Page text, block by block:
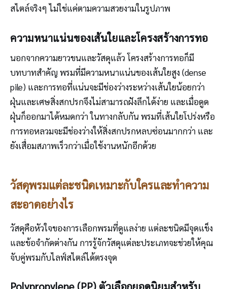
สไตล์จริงๆ ไม่ใช่แค่ตามความสวยงามในรูปภาพ
ความหนาแน่นของเส้นใยและโครงสร้างการทอ
นอกจากความยาวขนและวัสดุแล้ว โครงสร้างการทอก็มี
บทบาทสำคัญ พรมที่มีความหนาแน่นของเส้นใยสูง (dense
pile) และการทอที่แน่นจะมีช่องว่างระหว่างเส้นใยน้อยกว่า
ฝุ่นและเศษสิ่งสกปรกจึงไม่สามารถฝังลึกได้ง่าย และเมื่อดูด
ฝุ่นก็ออกมาได้หมดกว่า ในทางกลับกัน พรมที่เส้นใยโปร่งหรือ
การทอหลวมจะมีช่องว่างให้สิ่งสกปรกหลบซ่อนมากกว่า และ
ยังเสื่อมสภาพเร็วกว่าเมื่อใช้งานหนักอีกด้วย
วัสดุพรมแต่ละชนิดเหมาะกับใครและทำความ
สะอาดอย่างไร
วัสดุคือหัวใจของการเลือกพรมที่ดูแลง่าย แต่ละชนิดมีจุดแข็ง
และข้อจำกัดต่างกัน การรู้จักวัสดุแต่ละประเภทจะช่วยให้คุณ
จับคู่พรมกับไลฟ์สไตล์ได้ตรงจุด